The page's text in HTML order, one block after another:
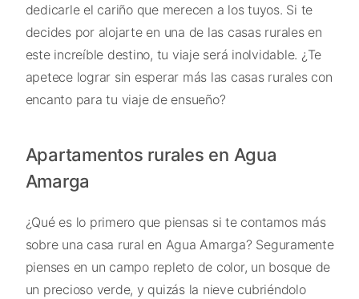
dedicarle el cariño que merecen a los tuyos. Si te
decides por alojarte en una de las casas rurales en
este increíble destino, tu viaje será inolvidable. ¿Te
apetece lograr sin esperar más las casas rurales con
encanto para tu viaje de ensueño?
Apartamentos rurales en Agua
Amarga
¿Qué es lo primero que piensas si te contamos más
sobre una casa rural en Agua Amarga? Seguramente
pienses en un campo repleto de color, un bosque de
un precioso verde, y quizás la nieve cubriéndolo